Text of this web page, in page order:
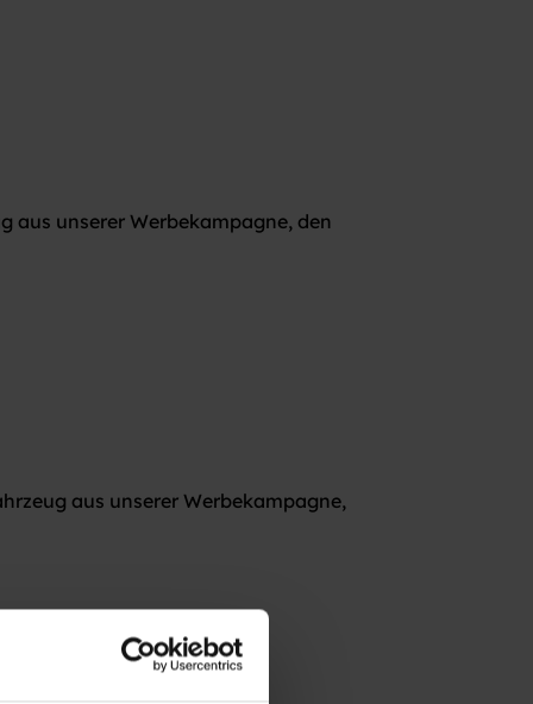
aus unserer Werbekampagne, den
aus unserer Werbekampagne,